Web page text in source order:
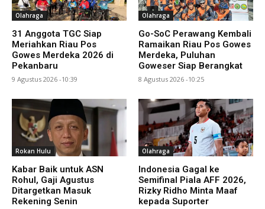
Olahraga
31 Anggota TGC Siap
Meriahkan Riau Pos
Gowes Merdeka 2026 di
Pekanbaru
9 Agustus 2026 -10:39
Olahraga
Go-SoC Perawang Kembali
Ramaikan Riau Pos Gowes
Merdeka, Puluhan
Goweser Siap Berangkat
8 Agustus 2026 -10:25
Rokan Hulu
Kabar Baik untuk ASN
Rohul, Gaji Agustus
Ditargetkan Masuk
Rekening Senin
Olahraga
Indonesia Gagal ke
Semifinal Piala AFF 2026,
Rizky Ridho Minta Maaf
kepada Suporter